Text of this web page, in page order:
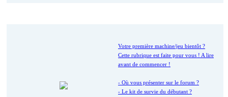
Votre première machine/jeu bientôt ?
Cette rubrique est faite pour vous ! A lire
avant de commencer !
- Où vous présenter sur le forum ?
- Le kit de survie du débutant ?